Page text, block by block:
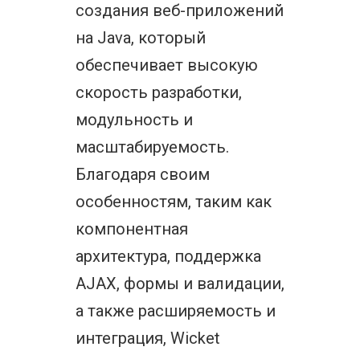
создания веб-приложений
на Java, который
обеспечивает высокую
скорость разработки,
модульность и
масштабируемость.
Благодаря своим
особенностям, таким как
компонентная
архитектура, поддержка
AJAX, формы и валидации,
а также расширяемость и
интеграция, Wicket